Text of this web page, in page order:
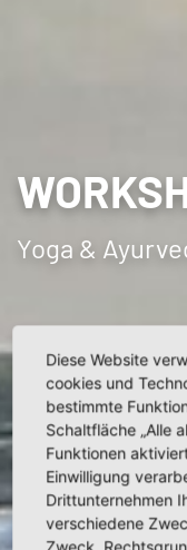
Yoga &
Diese Website
cookies und
bestimmte
Schaltfläche „Alle
Funktionen
Einwilligung
Drittunternehmen
verschiedene
Zweck,